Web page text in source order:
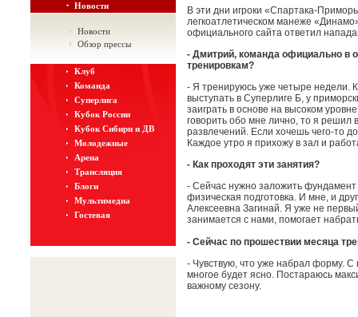
Новости
Новости
Обзор прессы
Клуб
Команда
Суперлига
Кубок России
Кубок Сибири и ДВ
Молодежные
Арена
Трансляция
Блоги
Мультимедиа
Гостевая
В эти дни игроки «Спартака-
легкоатлетическом манеже
официального сайта ответил
- Дмитрий, команда официально в
тренировкам?
- Я тренируюсь уже четыре недели.
выступать в Суперлиге Б, у
заиграть в основе на высоком
говорить обо мне лично, то я решил
развлечений. Если хочешь чего-то
Каждое утро я прихожу в зал и
- Как проходят эти занятия?
- Сейчас нужно заложить
физическая подготовка. И мне, и
Алексеевна Загинай. Я уже не
занимается с нами, помогает
- Сейчас по прошествии месяца
- Чувствую, что уже набрал форму.
многое будет ясно. Постараюсь
важному сезону.